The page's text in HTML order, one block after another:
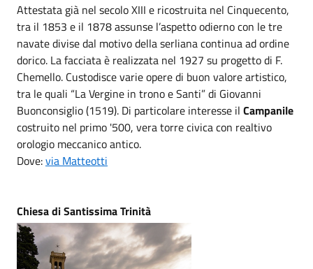
Attestata già nel secolo XIII e ricostruita nel Cinquecento,
tra il 1853 e il 1878 assunse l’aspetto odierno con le tre
navate divise dal motivo della serliana continua ad ordine
dorico. La facciata è realizzata nel 1927 su progetto di F.
Chemello. Custodisce varie opere di buon valore artistico,
tra le quali “La Vergine in trono e Santi” di Giovanni
Buonconsiglio (1519). Di particolare interesse il Campanile
costruito nel primo '500, vera torre civica con realtivo
orologio meccanico antico.
Dove:via Matteotti
Chiesa di Santissima Trinità